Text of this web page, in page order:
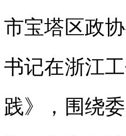
市宝塔区政
书记在浙江
践》，围绕